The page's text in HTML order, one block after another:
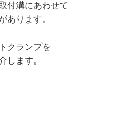
付溝にあわせて
あります。
クランプを
します。